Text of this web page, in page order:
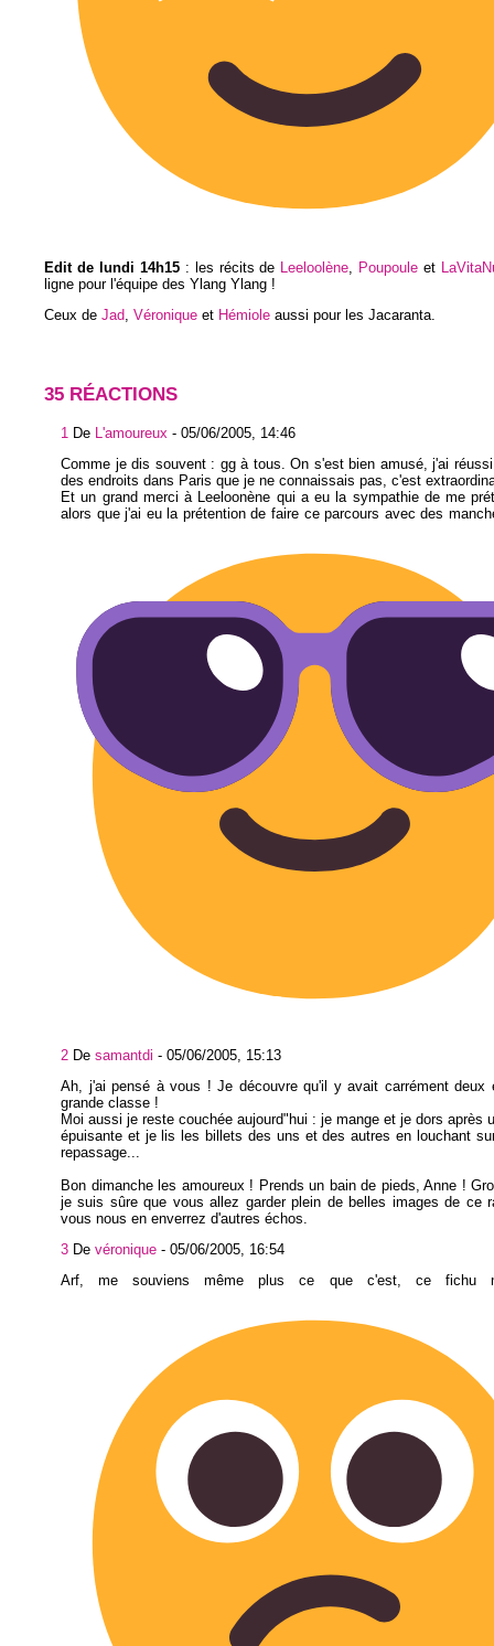
Edit de lundi 14h15: les récits de Leeloolène, Poupoule et
ligne pour l'équipe des Ylang Ylang !
Ceux de Jad Véronique et Hémiole aussi pour les Jacaranta.
35 RÉACTIONS
1 De L'amoureux - 05/06/2005, 14:46
Comme je dis souvent : gg à tous. On s'est bien amusé, j'ai
des endroits dans Paris que je ne connaissais pas, c'est
Et un grand merci à Leeloonène qui a eu la sympathie de me
alors que j'ai eu la prétention de faire ce parcours avec des
2 De samantdi - 05/06/2005, 15:13
Ah, j'ai pensé à vous ! Je découvre qu'il y avait carrément deux
grande classe !
Moi aussi je reste couchée aujourd"hui : je mange et je dors après
épuisante et je lis les billets des uns et des autres en louchant
repassage...
Bon dimanche les amoureux ! Prends un bain de pieds, Anne !
je suis sûre que vous allez garder plein de belles images de ce
vous nous en enverrez d'autres échos.
3 De véronique - 05/06/2005, 16:54
Arf, me souviens même plus ce que c'est, ce fichu